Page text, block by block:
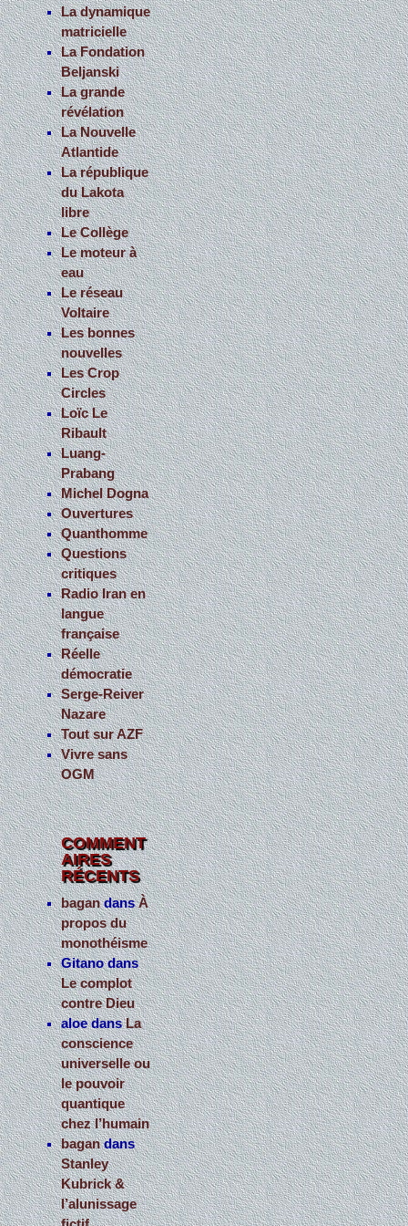
La dynamique
matricielle
La Fondation
Beljanski
La grande
révélation
La Nouvelle
Atlantide
La république
du Lakota
libre
Le Collège
Le moteur à
eau
Le réseau
Voltaire
Les bonnes
nouvelles
Les Crop
Circles
Loïc Le
Ribault
Luang-
Prabang
Michel Dogna
Ouvertures
Quanthomme
Questions
critiques
Radio Iran en
langue
française
Réelle
démocratie
Serge-Reiver
Nazare
Tout sur AZF
Vivre sans
OGM
COMMENT
AIRES
RÉCENTS
bagandansÀ
propos du
monothéisme
Gitanodans
Le complot
contre Dieu
aloedansLa
conscience
universelle ou
le pouvoir
quantique
chez l’humain
bagandans
Stanley
Kubrick &
l’alunissage